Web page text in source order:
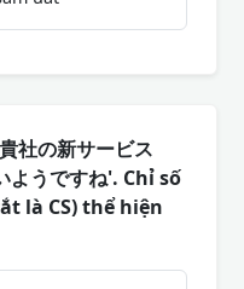
の新サービス
ようですね'. Chỉ số
là CS) thể hiện